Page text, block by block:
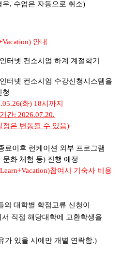
우, 수업은 자동으로 취소)
안내
터넷 컨소시엄 하계 계절학기
터넷 컨소시엄 수강신청시스템을
청
화) 18시까지
기간: 2026.07.20.
정은 변동될 수 있음)
료이후 런케이션 외부 프로그램
화 체험 등) 진행 예정
참여시 기숙사 비용
의 대학별 학점교류 신청이
직접 해당대학에 교환학생을
가 있을 시에만 개별 연락함.)